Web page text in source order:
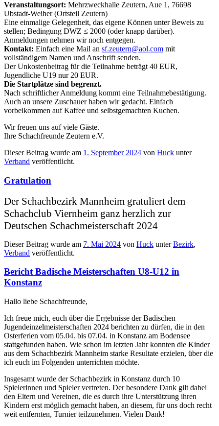
Veranstaltungsort: Mehrzweckhalle Zeutern, Aue 1, 76698
Ubstadt-Weiher (Ortsteil Zeutern)
Eine einmalige Gelegenheit, das eigene Können unter Beweis zu
stellen; Bedingung DWZ ≤ 2000 (oder knapp darüber).
Anmeldungen nehmen wir noch entgegen.
Kontakt: Einfach eine Mail an sf.zeutern@aol.com mit
vollständigem Namen und Anschrift senden.
Der Unkostenbeitrag für die Teilnahme beträgt 40 EUR,
Jugendliche U19 nur 20 EUR.
Die Startplätze sind begrenzt.
Nach schriftlicher Anmeldung kommt eine Teilnahmebestätigung.
Auch an unsere Zuschauer haben wir gedacht. Einfach
vorbeikommen auf Kaffee und selbstgemachten Kuchen.
Wir freuen uns auf viele Gäste.
Ihre Schachfreunde Zeutern e.V.
Dieser Beitrag wurde am 1. September 2024 von Huck unter
Verband veröffentlicht.
Gratulation
Der Schachbezirk Mannheim gratuliert dem
Schachclub Viernheim ganz herzlich zur
Deutschen Schachmeisterschaft 2024
Dieser Beitrag wurde am 7. Mai 2024 von Huck unterBezirk,
Verband veröffentlicht.
Bericht Badische Meisterschaften U8-U12 in
Konstanz
Hallo liebe Schachfreunde,
Ich freue mich, euch über die Ergebnisse der Badischen
Jugendeinzelmeisterschaften 2024 berichten zu dürfen, die in den
Osterferien vom 05.04. bis 07.04. in Konstanz am Bodensee
stattgefunden haben. Wie schon im letzten Jahr konnten die Kinder
aus dem Schachbezirk Mannheim starke Resultate erzielen, über die
ich euch im Folgenden unterrichten möchte.
Insgesamt wurde der Schachbezirk in Konstanz durch 10
Spielerinnen und Spieler vertreten. Der besondere Dank gilt dabei
den Eltern und Vereinen, die es durch ihre Unterstützung ihren
Kindern erst möglich gemacht haben, an diesem, für uns doch recht
weit entfernten, Turnier teilzunehmen. Vielen Dank!